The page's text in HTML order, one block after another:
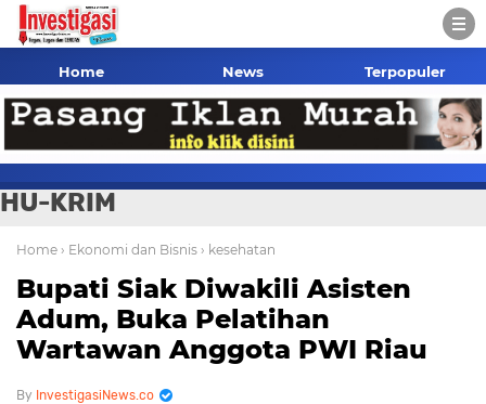
Home News Terpopuler
HU-KRIM
Home › Ekonomi dan Bisnis › kesehatan
Bupati Siak Diwakili Asisten
Adum, Buka Pelatihan
Wartawan Anggota PWI Riau
InvestigasiNews.co